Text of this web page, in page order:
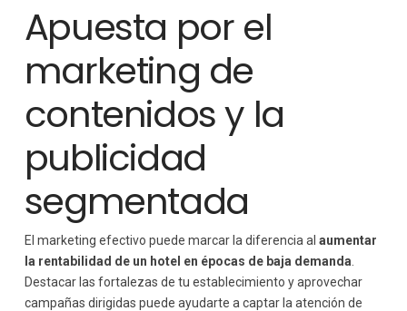
Apuesta por el
marketing de
contenidos y la
publicidad
segmentada
El marketing efectivo puede marcar la diferencia al aumentar
la rentabilidad de un hotel en épocas de baja demanda
Destacar las fortalezas de tu establecimiento y aprovechar
campañas dirigidas puede ayudarte a captar la atención de